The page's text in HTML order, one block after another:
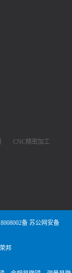
CNC精密加工
备 苏公网安备
邦